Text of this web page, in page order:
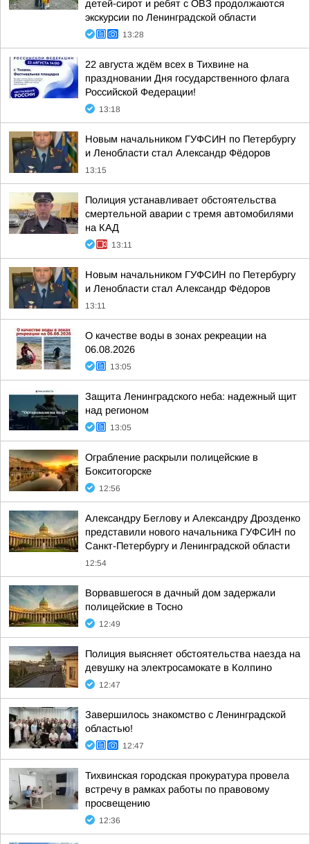
детей-сирот и ребят с ОВЗ продолжаются
экскурсии по Ленинградской области
13:28
22 августа ждём всех в Тихвине на
праздновании Дня государственного флага
Российской Федерации!
13:18
Новым начальником ГУФСИН по Петербургу
и Ленобласти стал Александр Фёдоров
13:15
Полиция устанавливает обстоятельства
смертельной аварии с тремя автомобилями
на КАД
13:11
Новым начальником ГУФСИН по Петербургу
и Ленобласти стал Александр Фёдоров
13:11
О качестве воды в зонах рекреации на
06.08.2026
13:05
Защита Ленинградского неба: надежный щит
над регионом
13:05
Ограбление раскрыли полицейские в
Бокситогорске
12:56
Александру Беглову и Александру Дрозденко
представили нового начальника ГУФСИН по
Санкт-Петербургу и Ленинградской области
12:54
Ворвавшегося в дачный дом задержали
полицейские в Тосно
12:49
Полиция выясняет обстоятельства наезда на
девушку на электросамокате в Колпино
12:47
Завершилось знакомство с Ленинградской
областью!
12:47
Тихвинская городская прокуратура провела
встречу в рамках работы по правовому
просвещению
12:36